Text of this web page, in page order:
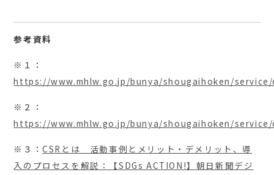
参考資料
※１：
https://www.mhlw.go.jp/bunya/shougaihoken/
※２：
https://www.mhlw.go.jp/bunya/shougaihoken/
※３：CSR とは 活動事例とメリット・デメリット、導
入のプロセスを解説：【SDGs ACTION!】朝日新聞デジ